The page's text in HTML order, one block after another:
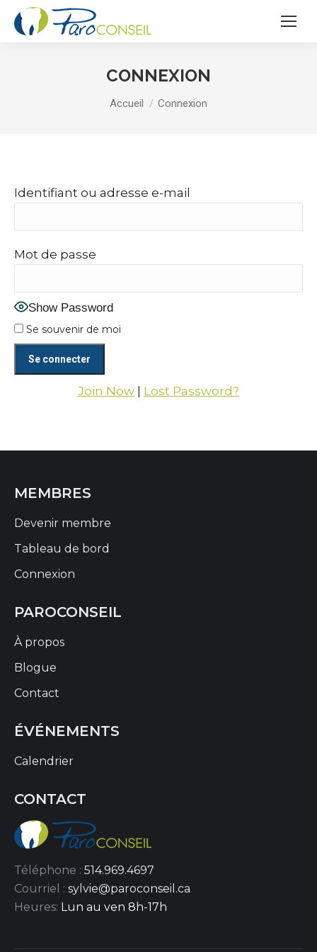
CONNEXION
Vous êtes ici :
Accueil Connexion
Identifiant ou adresse e-mail
Mot de passe
Show Password
Se souvenir de moi
Join Now Lost Password?
MEMBRES
Devenir membre
Tableau de bord
Connexion
PAROCONSEIL
À propos
Blogue
Contact
ÉVÉNEMENTS
Calendrier
CONTACT
Téléphone : 514.969.4697
Courriel : sylvie@paroconseil.ca
Heures: Lun au ven 8h-17h